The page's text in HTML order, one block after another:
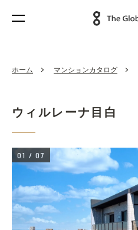
ホーム マンションカタログ
ウィルレーナ目白
01 / 07